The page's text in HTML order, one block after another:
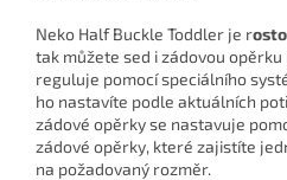
Neko Half Buckle Toddler je r
tak můžete sed i zádovou opěrku
reguluje pomocí speciálního
ho nastavíte podle aktuálních
zádové opěrky se nastavuje
zádové opěrky, které zajistíte
na požadovaný rozměr.